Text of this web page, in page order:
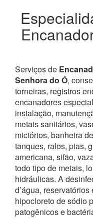
Serviços de
Senhora do Ó,
torneiras, registros
encanadores
instalação,
metais sanitários,
mictórios, banheira
tanques, ralos, pias,
americana, sifão,
todo tipo de metais,
hidráulicas. A
d’água,
hipocloreto de sódio
patogênicos e